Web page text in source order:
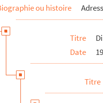
de la Gaîté-Montparnasse
Montparnasse-Théâtre
1931-1932
Plaisance
14 - Jean-Marie Serreau
de la Porte de Gentilly
ou histoire
Titre
Date
Titre